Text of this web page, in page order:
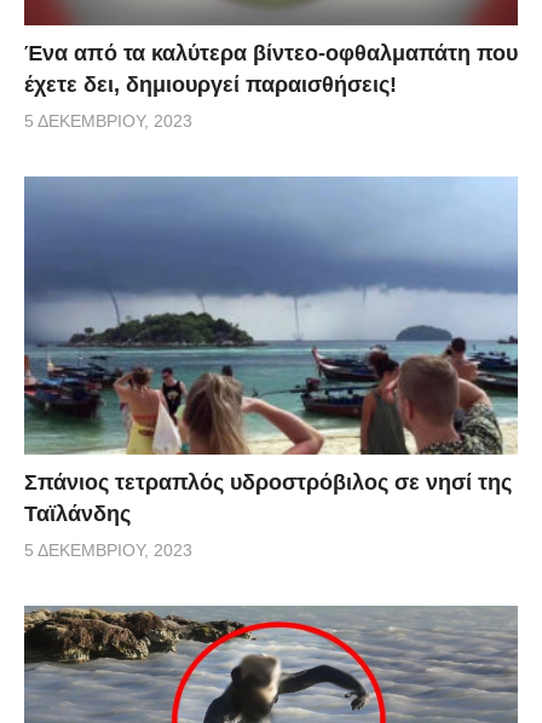
Ένα από τα καλύτερα βίντεο-οφθαλμαπάτη που
έχετε δει, δημιουργεί παραισθήσεις!
5 ΔΕΚΕΜΒΡΊΟΥ, 2023
Σπάνιος τετραπλός υδροστρόβιλος σε νησί της
Ταϊλάνδης
5 ΔΕΚΕΜΒΡΊΟΥ, 2023